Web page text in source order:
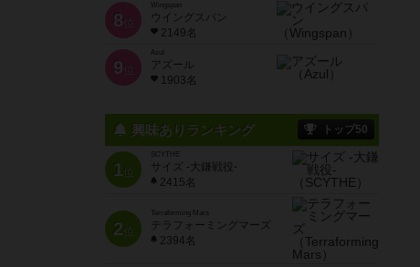
8 位
Wingspan
ウイングスパン
2149名
9 位
Azul
アズール
1903名
興味ありランキング トップ50
1位
SCYTHE
サイズ -大鎌戦役-
2415名
2位
Terraforming Mars
テラフォーミングマーズ
2394名